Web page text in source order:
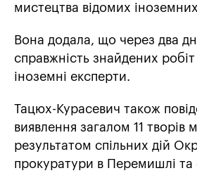
мистецтва відомих
Вона додала, що через два
справжність знайдених
іноземні експерти.
Тацюх-Курасевич також
виявлення загалом 11 творів
результатом спільних дій
прокуратури в Перемишлі та